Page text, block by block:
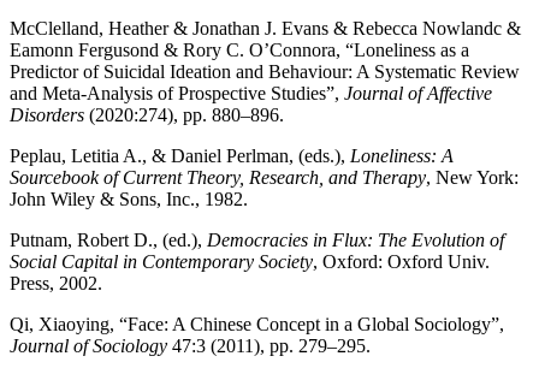
McClelland, Heather & Jonathan J. Evans & Rebecca Nowlandc &
Eamonn Fergusond & Rory C. O’Connora, “Loneliness as a
Predictor of Suicidal Ideation and Behaviour: A Systematic Review
and Meta-Analysis of Prospective Studies”, Journal of Affective
Disorders (2020:274), pp. 880–896.
Peplau, Letitia A., & Daniel Perlman, (eds.), Loneliness: A
Sourcebook of Current Theory, Research, and Therapy, New York:
John Wiley & Sons, Inc., 1982.
Putnam, Robert D., (ed.), Democracies in Flux: The Evolution of
Social Capital in Contemporary Society, Oxford: Oxford Univ.
Press, 2002.
Qi, Xiaoying, “Face: A Chinese Concept in a Global Sociology”,
Journal of Sociology 47:3 (2011), pp. 279–295.